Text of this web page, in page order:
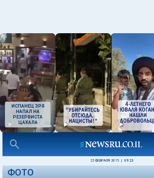
ИСПАНЕЦ ЗРЯ
НАПАЛ НА
РЕЗЕРВИСТА
ЦАХАЛА
25 ФЕВРАЛЯ 2015 09:23
ФОТО